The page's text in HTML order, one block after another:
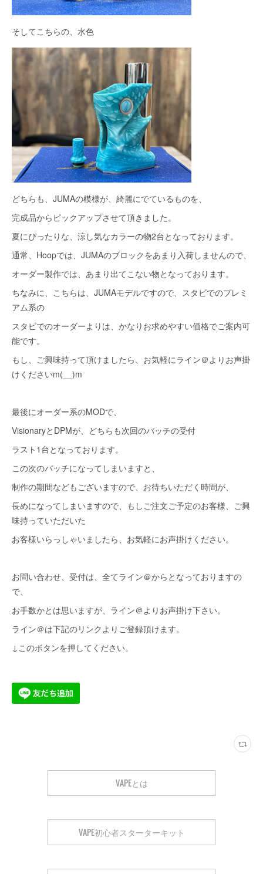
そしてこちらの、水色
どちらも、JUMAの模様が、綺麗にでているものを、
完成品からピックアップさせて頂きました。
夏にぴったりな、涼し気なカラーの物2台となっております。
通常、Hoopでは、JUMAのブロックをあまり入荷しませんので、
オーダー製作では、あまり出てこない物となっております。
ちなみに、こちらは、JUMAモデルですので、スタビでのプレミ
アム系の
スタビでのオーダーよりは、かなりお求めやすい価格でご案内可
能です。
もし、ご興味持って頂けましたら、お気軽にライン＠よりお声掛
けくださいm(__)m
最後にオーダー系のMODで、
VisionaryとDPMが、どちらも次回のバッチの受付
ラスト1台となっております。
この次のバッチになってしまいますと、
制作の期間などもございますので、お待ちいただく時間が、
長めになってしまいますので、もしご注文ご予定のお客様、ご興
味持っていただいた
お客様いらっしゃいましたら、お気軽にお声掛けください。
お問い合わせ、受付は、全てライン＠からとなっておりますの
で、
お手数かとは思いますが、ライン＠よりお声掛け下さい。
ライン＠は下記のリンクよりご登録頂けます。
↓このボタンを押してください。
VAPEとは
VAPE初心者スターターキット